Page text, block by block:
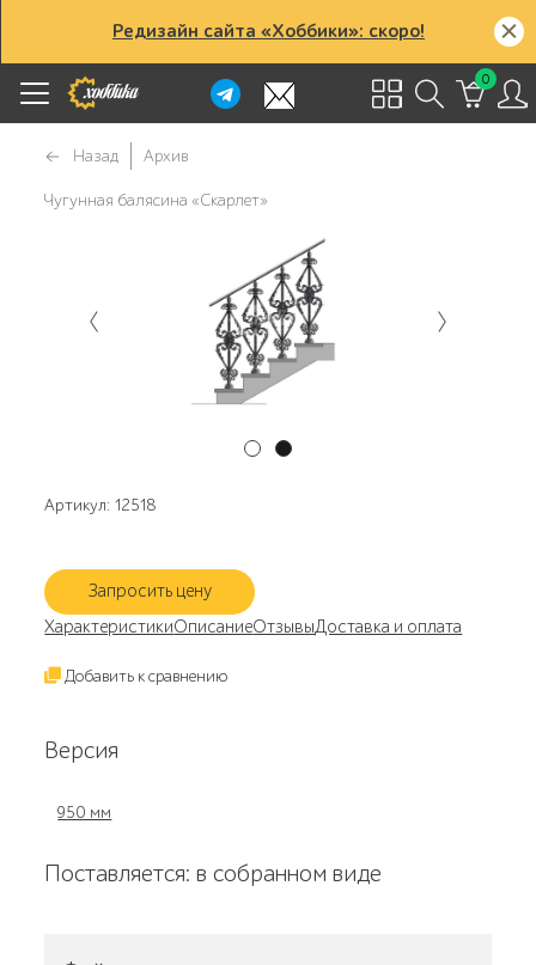
Редизайн сайта «Хоббики»: скоро!
0
Назад Архив
Чугунная балясина «Скарлет»
Артикул: 12518
Запросить цену
ХарактеристикиОписаниеОтзывыДоставка и оплата
Добавить к сравнению
Версия
950 мм
Поставляется: в собранном виде